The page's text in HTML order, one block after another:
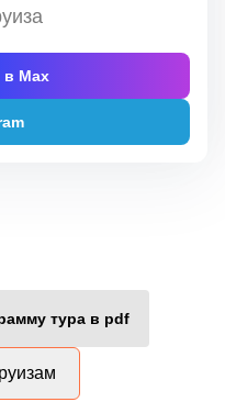
в Max
тура в pdf